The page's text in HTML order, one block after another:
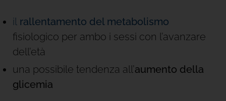
il rallentamento del metabolismo
fisiologico per ambo i sessi con l’avanzare
dell’età
una possibile tendenza all’aumento della
glicemia